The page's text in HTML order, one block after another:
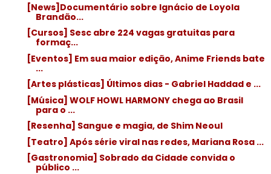
[News]Documentário sobre Ignácio de Loyola
Brandão...
[Cursos] Sesc abre 224 vagas gratuitas para
formaç...
[Eventos] Em sua maior edição, Anime Friends bate
...
[Artes plásticas] Últimos dias - Gabriel Haddad e ...
[Música] WOLF HOWL HARMONY chega ao Brasil
para o ...
[Resenha] Sangue e magia, de Shim Neoul
[Teatro] Após série viral nas redes, Mariana Rosa ...
[Gastronomia] Sobrado da Cidade convida o
público ...